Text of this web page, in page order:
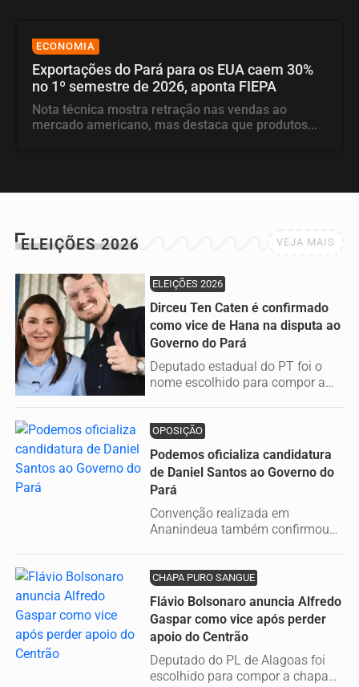
ECONOMIA
Exportações do Pará para os EUA caem 30%
no 1º semestre de 2026, aponta FIEPA
Nota técnica mostra retração nas vendas ao
mercado americano, mas destaca que produtos...
ELEIÇÕES 2026 VEJA MAIS
ELEIÇÕES 2026
Dirceu Ten Caten é confirmado
como vice de Hana na disputa ao
Governo do Pará
Deputado estadual do PT foi o
nome escolhido para compor a
OPOSIÇÃO
Podemos oficializa candidatura
de Daniel Santos ao Governo do
Pará
Convenção realizada em
Ananindeua também confirmou
CHAPA PURO SANGUE
Flávio Bolsonaro anuncia Alfredo
Gaspar como vice após perder
apoio do Centrão
Deputado do PL de Alagoas foi
escolhido para compor a chapa